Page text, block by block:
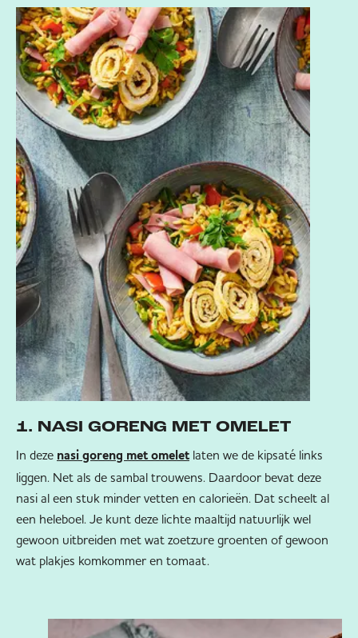
1. NASI GORENG MET OMELET
In deze nasi goreng met omelet laten we de kipsaté links
liggen. Net als de sambal trouwens. Daardoor bevat deze
nasi al een stuk minder vetten en calorieën. Dat scheelt al
een heleboel. Je kunt deze lichte maaltijd natuurlijk wel
gewoon uitbreiden met wat zoetzure groenten of gewoon
wat plakjes komkommer en tomaat.